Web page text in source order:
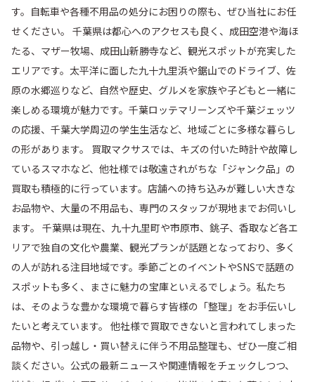
袖ケ浦市 富津市
す。自転車や各種不用品の処分にお困りの際も、ぜひ当社にお任
せください。 千葉県は都心へのアクセスも良く、成田空港や海ほ
たる、マザー牧場、成田山新勝寺など、観光スポットが充実した
エリアです。太平洋に面した九十九里浜や鋸山でのドライブ、佐
原の水郷巡りなど、自然や歴史、グルメを家族や子どもと一緒に
楽しめる環境が魅力です。千葉ロッテマリーンズや千葉ジェッツ
の応援、千葉大学周辺の学生生活など、地域ごとに多様な暮らし
の形があります。 買取マクサスでは、キズの付いた時計や故障し
ているスマホなど、他社様では敬遠されがちな「ジャンク品」の
買取も積極的に行っています。店舗への持ち込みが難しい大きな
お品物や、大量の不用品も、専門のスタッフが現地までお伺いし
ます。 千葉県は現在、九十九里町や市原市、銚子、香取など各エ
リアで独自の文化や農業、観光プランが話題となっており、多く
の人が訪れる注目地域です。季節ごとのイベントやSNSで話題の
スポットも多く、まさに魅力の宝庫といえるでしょう。私たち
は、そのような豊かな環境で暮らす皆様の「整理」をお手伝いし
たいと考えています。 他社様で買取できないと言われてしまった
品物や、引っ越し・買い替えに伴う不用品整理も、ぜひ一度ご相
談ください。公式の最新ニュースや関連情報をチェックしつつ、